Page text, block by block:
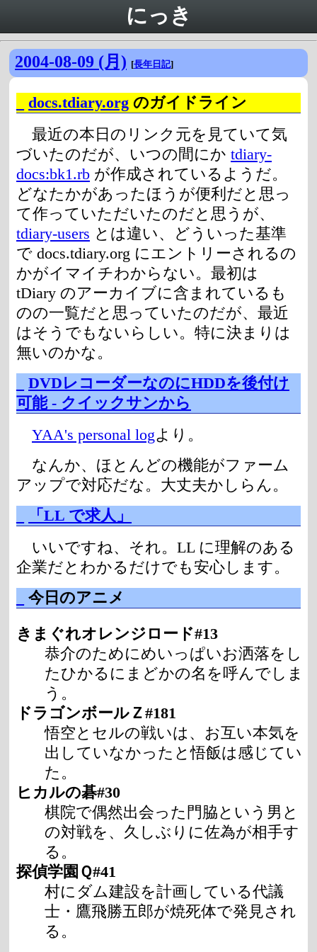
にっき
2004-08-09 (月) [長年日記]
docs.tdiary.org のガイドライン
最近の本日のリンク元を見ていて気
づいたのだが、いつの間にか tdiary-
docs:bk1.rb が作成されているようだ。
どなたかがあったほうが便利だと思っ
て作っていただいたのだと思うが、
tdiary-users とは違い、どういった基準
で docs.tdiary.org にエントリーされるの
かがイマイチわからない。最初は
tDiary のアーカイブに含まれているも
のの一覧だと思っていたのだが、最近
はそうでもないらしい。特に決まりは
無いのかな。
DVDレコーダーなのにHDDを後付け
可能 - クイックサンから
YAA's personal logより。
なんか、ほとんどの機能がファーム
アップで対応だな。大丈夫かしらん。
「LL で求人」
いいですね、それ。LL に理解のある
企業だとわかるだけでも安心します。
今日のアニメ
きまぐれオレンジロード#13
恭介のためにめいっぱいお洒落をし
たひかるにまどかの名を呼んでしま
う。
ドラゴンボールＺ#181
悟空とセルの戦いは、お互い本気を
出していなかったと悟飯は感じてい
た。
ヒカルの碁#30
棋院で偶然出会った門脇という男と
の対戦を、久しぶりに佐為が相手す
る。
探偵学園Ｑ#41
村にダム建設を計画している代議
士・鷹飛勝五郎が焼死体で発見され
る。